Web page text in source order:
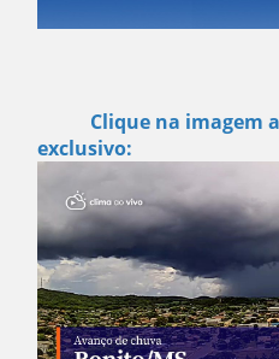
Clique na imagem
exclusivo: